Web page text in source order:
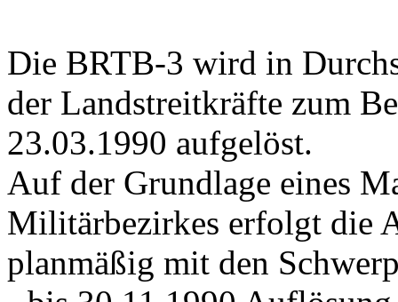
Die BRTB-3 wird in
der Landstreitkräfte zum
23.03.1990 aufgelöst.
Auf der Grundlage eines
Militärbezirkes erfolgt die
planmäßig mit den